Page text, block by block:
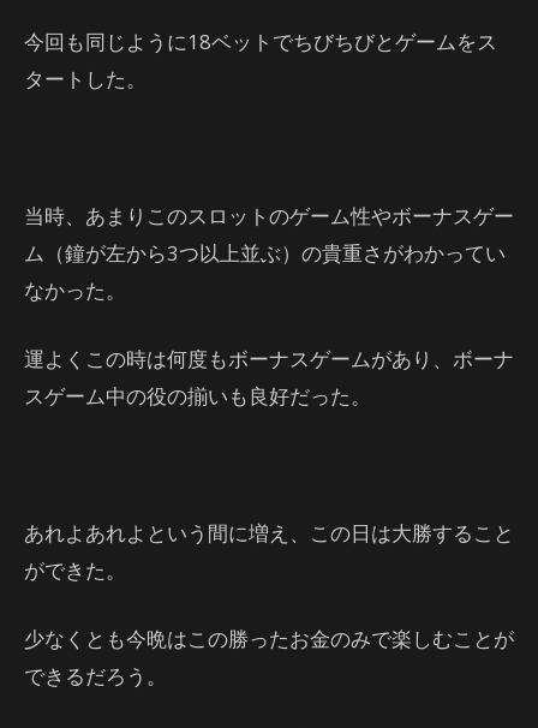
今回も同じように18ベットでちびちびとゲームをス
タートした。
当時、あまりこのスロットのゲーム性やボーナスゲー
ム（鐘が左から3つ以上並ぶ）の貴重さがわかってい
なかった。
運よくこの時は何度もボーナスゲームがあり、ボーナ
スゲーム中の役の揃いも良好だった。
あれよあれよという間に増え、この日は大勝すること
ができた。
少なくとも今晩はこの勝ったお金のみで楽しむことが
できるだろう。